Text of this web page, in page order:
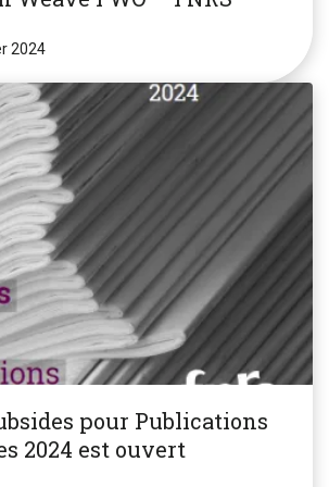
2024
pour Publications
2024 est ouvert